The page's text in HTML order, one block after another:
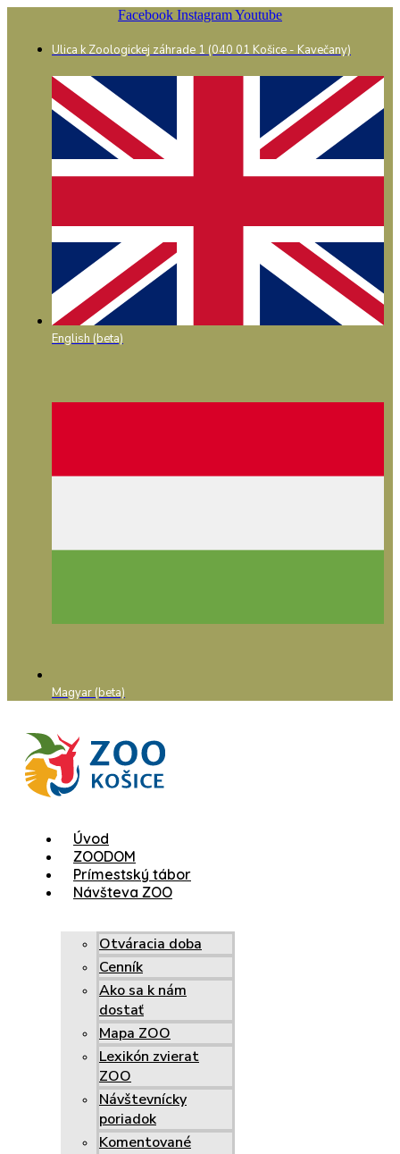
obsah
Facebook InstagramYoutube
Ulica k Zoologickej záhrade 1 (040 01 Košice - Kavečany)
English (beta)
Magyar (beta)
Úvod
ZOODOM
Prímestský tábor
Návšteva ZOO
Otváracia doba
Cenník
Ako sa k nám
dostať
Mapa ZOO
Lexikón zvierat
ZOO
Návštevnícky
poriadok
Komentované